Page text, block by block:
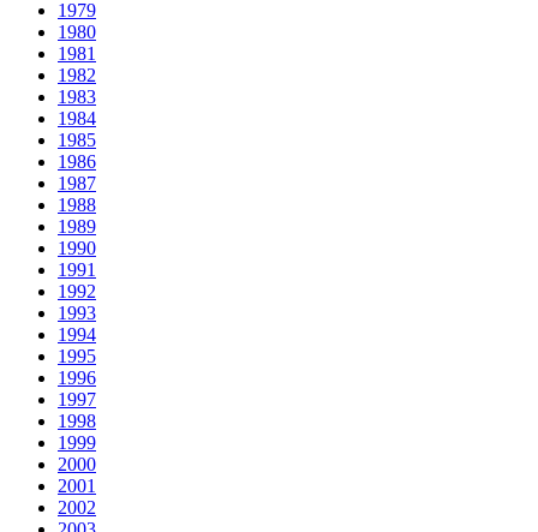
1979
1980
1981
1982
1983
1984
1985
1986
1987
1988
1989
1990
1991
1992
1993
1994
1995
1996
1997
1998
1999
2000
2001
2002